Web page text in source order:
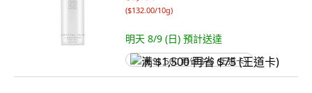
满 $1,500 再省 $75 (王道卡)